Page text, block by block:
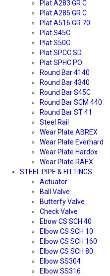
Plat A283 GR C
Plat A285 GR C
Plat A516 GR 70
Plat S45C
Plat S50C
Plat SPCC SD
Plat SPHC PO
Round Bar 4140
Round Bar 4340
Round Bar S45C
Round Bar SCM 440
Round Bar ST 41
Steel Rail
Wear Plate ABREX
Wear Plate Everhard
Wear Plate Hardox
Wear Plate RAEX
STEEL PIPE & FITTINGS
Actuator
Ball Valve
Butterfy Valve
Check Valve
Ebow CS SCH 40
Elbow CS SCH 10
Elbow CS SCH 160
Elbow CS SCH 80
Elbow SS304
Elbow SS316